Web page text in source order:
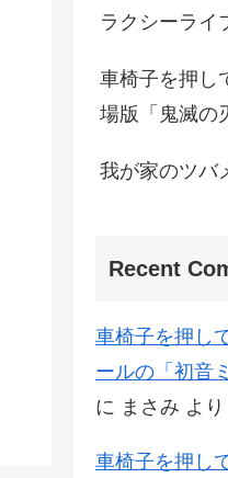
ラクシーライ
車椅子を押し
場版「鬼滅の
我が家のツバ
Recent
車椅子を押し
ールの「初音
に まさみ より
車椅子を押し